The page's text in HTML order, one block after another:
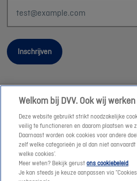
Inschrijven
Wettelijke informatie
Duurzaamheid
Sitemap
Onze consulenten
Jobs
Cookies
Welkom bij DVV. Ook wij
Deze website gebruikt strikt noodzakelijke
veilig te functioneren en daarom plaatsen we
Daarnaast worden ook cookies voor andere
zelf welke categorieën je al dan niet aanvaardt
welke cookies’.
Meer weten? Bekijk gerustons cookiebeleid.
Je kan steeds je keuze aanpassen via